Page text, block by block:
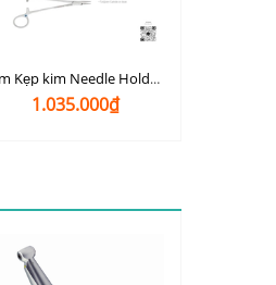
Kìm Kẹp kim Needle Holder Osung
1.035.000₫